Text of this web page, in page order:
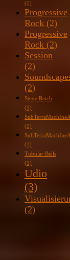
(1)
Progressive
Rock (2)
Progressive
Rock (2)
Session
(2)
(2)
Steve Reich
(1)
SubTerraMachIneA
(1)
SubTerraMachIneA
(1)
Tubular Bells
(1)
Udio
(3)
(2)